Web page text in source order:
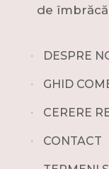
de
∙ DESPRE
∙ GHID
∙ CERERE
∙ CONTACT